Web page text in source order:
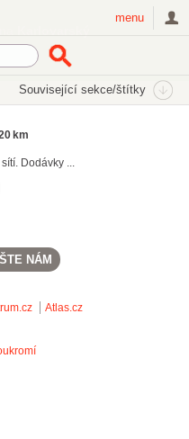
menu
Související sekce/štítky
km
Dodávky ...
NÁM
Atlas.cz